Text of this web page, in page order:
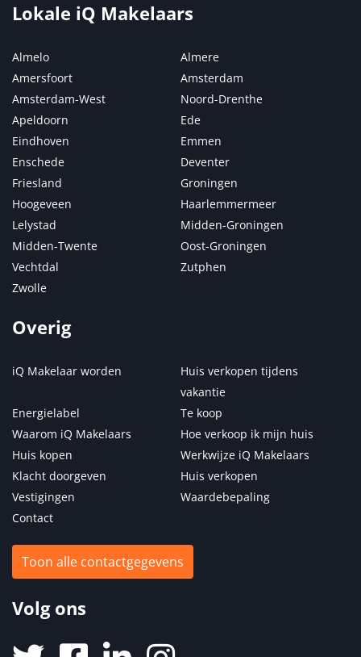
Lokale iQ Makelaars
Almelo
Almere
Amersfoort
Amsterdam
Amsterdam-West
Noord-Drenthe
Apeldoorn
Ede
Eindhoven
Emmen
Enschede
Deventer
Friesland
Groningen
Hoogeveen
Haarlemmermeer
Lelystad
Midden-Groningen
Midden-Twente
Oost-Groningen
Vechtdal
Zutphen
Zwolle
Overig
iQ Makelaar worden
Huis verkopen tijdens
vakantie
Energielabel
Te koop
Waarom iQ Makelaars
Hoe verkoop ik mijn huis
Huis kopen
Werkwijze iQ Makelaars
Klacht doorgeven
Huis verkopen
Vestigingen
Waardebepaling
Contact
Toon alle contactgegevens
Volg ons